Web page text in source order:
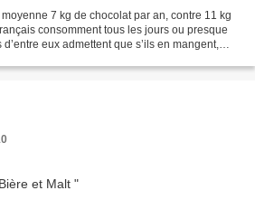
7 kg de chocolat par an, contre 11 kg
consomment tous les jours ou presque
eux admettent que s’ils en mangent,